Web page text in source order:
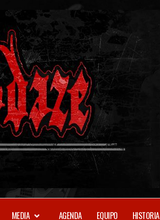
MEDIA AGENDA EQUIPO HISTORIA